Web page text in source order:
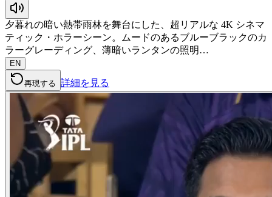
夕暮れの暗い熱帯雨林を舞台にした、超リアルな 4K シネマ
ティック・ホラーシーン。ムードのあるブルーブラックのカ
ラーグレーディング、薄暗いランタンの照明…
EN
再現する 詳細を見る